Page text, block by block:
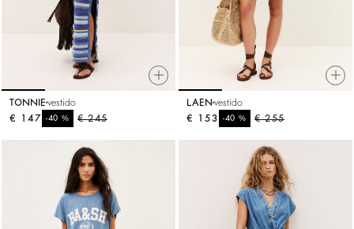
TONNIE vestido
€ 245
-40%
€ 147
LAEN vestido
€ 255
-40%
€ 153